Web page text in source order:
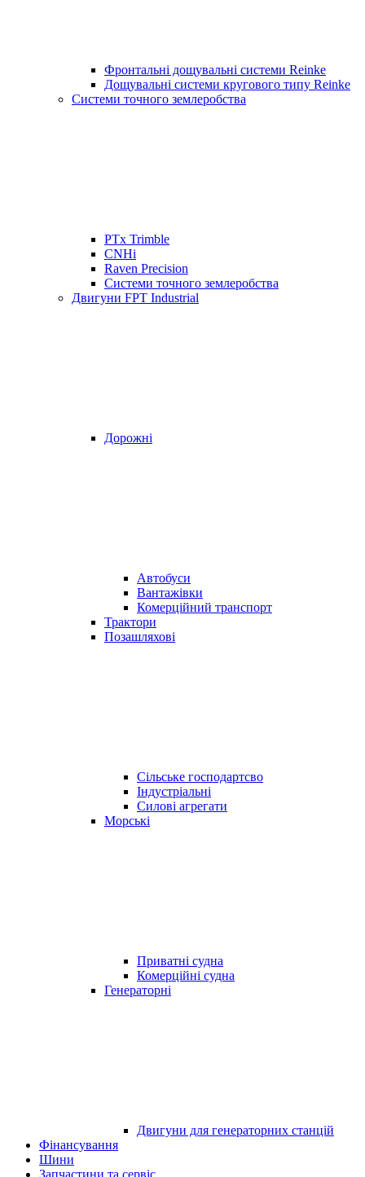
Фронтальні дощувальні системи Reinke
Дощувальні системи кругового типу Reinke
Системи точного землеробства
PTx Trimble
CNHi
Raven Precision
Системи точного землеробства
Двигуни FPT Industrial
Дорожні
Автобуси
Вантажівки
Комерційний транспорт
Трактори
Позашляхові
Сільське господартсво
Індустріальні
Силові агрегати
Морські
Приватні судна
Комерційні судна
Генераторні
Двигуни для генераторних станцій
Фінансування
Шини
Запчастини та сервіс